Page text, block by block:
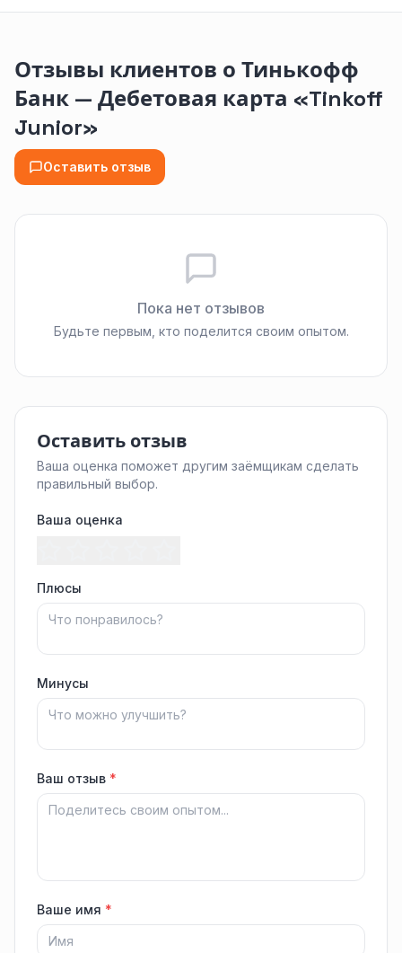
Отзывы клиентов о Тинькофф
Банк — Дебетовая карта «Tinkoff
Junior»
Оставить отзыв
Пока нет отзывов
Будьте первым, кто поделится своим опытом.
Оставить отзыв
Ваша оценка поможет другим заёмщикам сделать
правильный выбор.
Ваша оценка
Плюсы
Минусы
Ваш отзыв *
Ваше имя *